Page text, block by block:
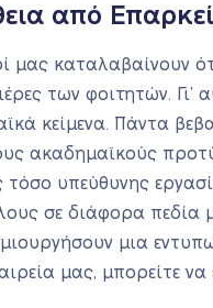
από
μας καταλαβαίνουν
των φοιτητών.
κείμενα. Πάντα
ακαδημαϊκούς
υπεύθυνης
σε διάφορα πεδία
μια
μας, μπορείτε να